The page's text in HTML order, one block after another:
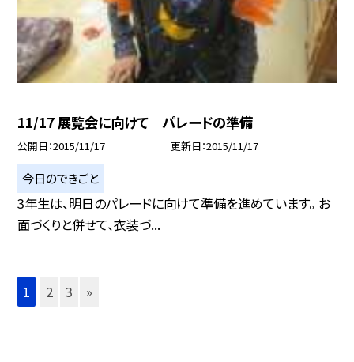
11/17 展覧会に向けて パレードの準備
公開日 2015/11/17 更新日 2015/11/17
今日のできごと
3年生は、明日のパレードに向けて準備を進めています。 お
面づくりと併せて、衣装づ...
1 2 3 »